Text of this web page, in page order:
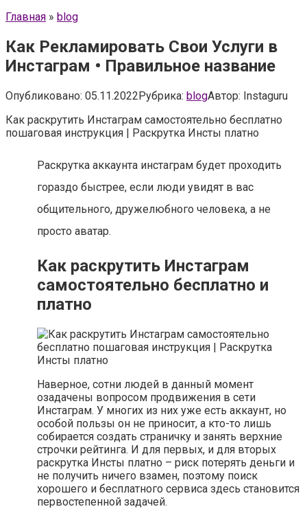
Главная » blog
Как Рекламировать Свои Услуги в
Инстаграм • Правильное название
Опубликовано: 05.11.2022Рубрика: blogАвтор: Instaguru
Как раскрутить Инстаграм самостоятельно бесплатно
пошаговая инструкция | Раскрутка Инсты платно
Раскрутка аккаунта инстаграм будет проходить
гораздо быстрее, если люди увидят в вас
общительного, дружелюбного человека, а не
просто аватар.
Как раскрутить Инстаграм
самостоятельно бесплатно и
платно
Наверное, сотни людей в данный момент
озадачены вопросом продвижения в сети
Инстаграм. У многих из них уже есть аккаунт, но
особой пользы он не приносит, а кто-то лишь
собирается создать страничку и занять верхние
строчки рейтинга. И для первых, и для вторых
раскрутка Инсты платно – риск потерять деньги и
не получить ничего взамен, поэтому поиск
хорошего и бесплатного сервиса здесь становится
первостепенной задачей.